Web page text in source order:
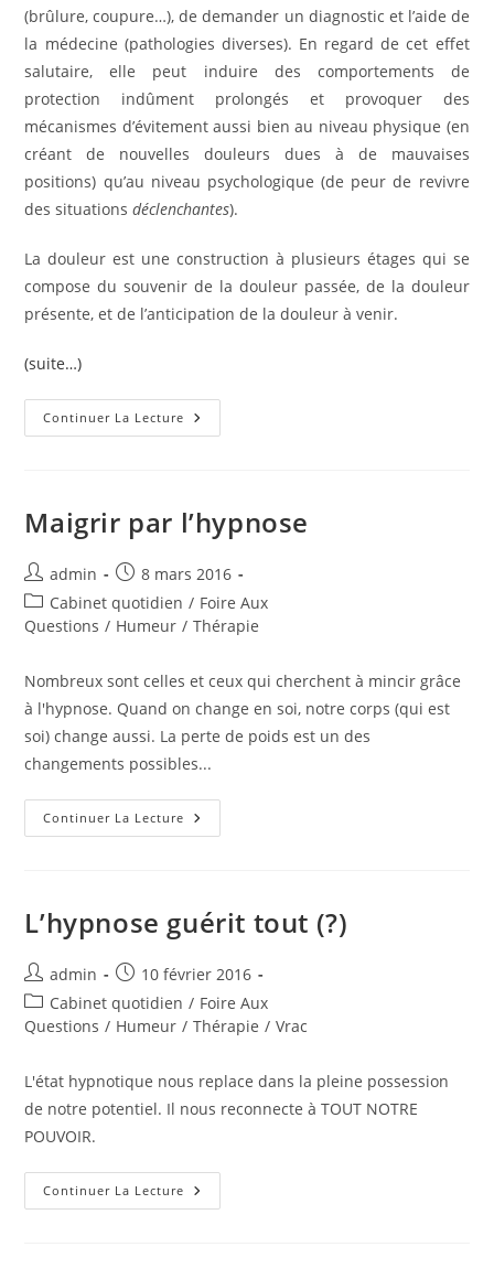
(brûlure, coupure…), de demander un diagnostic et l’aide de
la médecine (pathologies diverses). En regard de cet effet
salutaire, elle peut induire des comportements de
protection indûment prolongés et provoquer des
mécanismes d’évitement aussi bien au niveau physique (en
créant de nouvelles douleurs dues à de mauvaises
positions) qu’au niveau psychologique (de peur de revivre
des situationsdéclenchantes).
La douleur est une construction à plusieurs étages qui se
compose du souvenir de la douleur passée, de la douleur
présente, et de l’anticipation de la douleur à venir.
(suite…)
Continuer La Lecture Douleur
Et
Maigrir par l’hypnose
Auteur/autrice
de
la
admin
Publication
publiée :
8 mars 2016
Post
category:
Cabinet quotidien / Foire Aux
Questions / Humeur / Thérapie
Nombreux sont celles et ceux qui cherchent à mincir grâce
à l'hypnose. Quand on change en soi, notre corps (qui est
soi) change aussi. La perte de poids est un des
changements possibles...
Continuer La Lecture Maigrir
Par
L’hypnose guérit tout (?)
Auteur/autrice
de
la
admin
Publication
publiée :
10 février 2016
Post
category:
Cabinet quotidien / Foire Aux
Questions / Humeur / Thérapie / Vrac
L'état hypnotique nous replace dans la pleine possession
de notre potentiel. Il nous reconnecte à TOUT NOTRE
POUVOIR.
Continuer La Lecture L’hypnose
Guérit